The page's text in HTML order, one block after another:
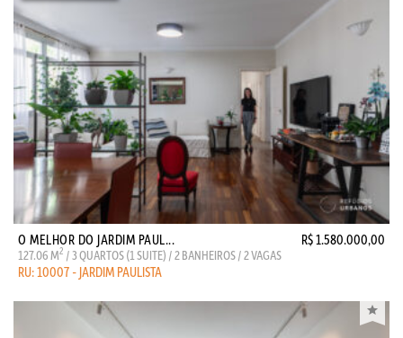
O MELHOR DO JARDIM PAUL... R$ 1.580.000,00
127.06 M2 / 3 QUARTOS (1 SUITE) / 2 BANHEIROS / 2 VAGAS
RU: 10007 - JARDIM PAULISTA